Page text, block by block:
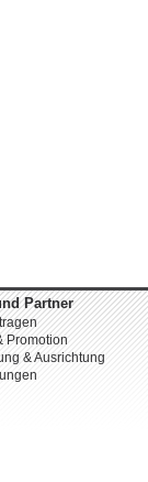
Partner
Promotion
& Ausrichtung